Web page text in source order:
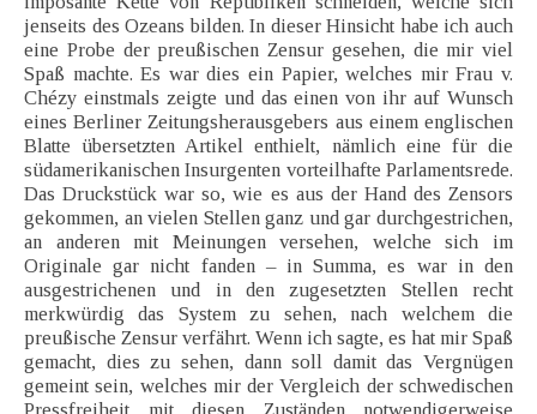
jenseits des Ozeans bilden. In dieser Hinsicht habe ich auch
eine Probe der preußischen Zensur gesehen, die mir viel
Spaß machte. Es war dies ein Papier, welches mir Frau v.
Chézy einstmals zeigte und das einen von ihr auf Wunsch
eines Berliner Zeitungsherausgebers aus einem englischen
Blatte übersetzten Artikel enthielt, nämlich eine für die
südamerikanischen Insurgenten vorteilhafte Parlamentsrede.
Das Druckstück war so, wie es aus der Hand des Zensors
gekommen, an vielen Stellen ganz und gar durchgestrichen,
an anderen mit Meinungen versehen, welche sich im
Originale gar nicht fanden – in Summa, es war in den
ausgestrichenen und in den zugesetzten Stellen recht
merkwürdig das System zu sehen, nach welchem die
preußische Zensur verfährt. Wenn ich sagte, es hat mir Spaß
gemacht, dies zu sehen, dann soll damit das Vergnügen
gemeint sein, welches mir der Vergleich der schwedischen